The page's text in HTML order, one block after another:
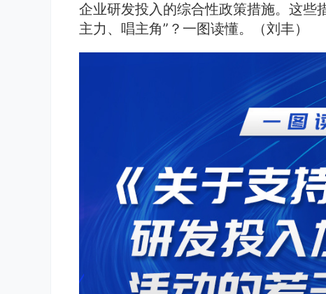
企业研发投入的综合性政策措施。这些
主力、唱主角”？一图读懂。（刘丰）